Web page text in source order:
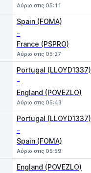
Αύριο στις 05:11
Spain (FOMA)
-
France (PSPRO)
Αύριο στις 05:27
Portugal (LLOYD1337)
-
England (POVEZLO)
Αύριο στις 05:43
Portugal (LLOYD1337)
-
Spain (FOMA)
Αύριο στις 05:59
England (POVEZLO)